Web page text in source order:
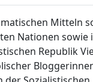
Mitteln
Nationen
Republik